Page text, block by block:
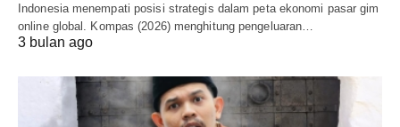
Indonesia menempati posisi strategis dalam peta ekonomi pasar gim
online global. Kompas (2026) menghitung pengeluaran…
3 bulan ago